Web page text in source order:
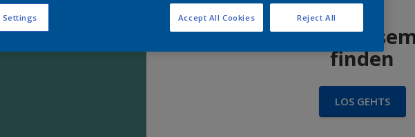
Produkte in
finden
LOS GEHTS
Settings Reject All
Accept All Cookies